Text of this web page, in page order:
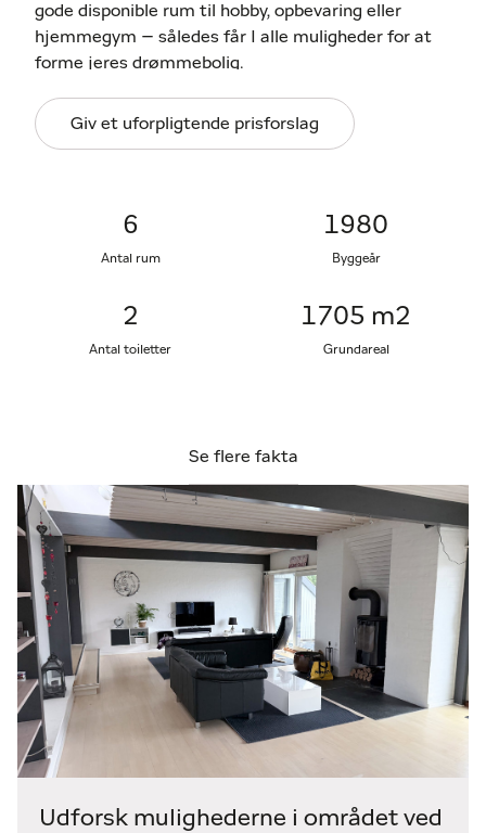
gode disponible rum til hobby, opbevaring eller
hjemmegym – således får I alle muligheder for at
forme jeres drømmebolig.
Allerede ved ankomsten fornemmes
helhedsoplevelsen af en gedigen og velholdt
smukt sammenhængende opholdsrum, hvor stue og
rammer for samvær. De store vinduer giver masser
Køkkenet fremstår funktionelt og tidløst med
vækstpotentiale til egne tilvalg og opgraderinger, og
soveværelser, kontor, børneværelser eller
behageligt og neutralt udgangspunkt. Underetagen
overrasker med sine mange anvendelsesmuligheder
– her findes et stort disponibelt rum og gode
opbevaringsarealer, alt passeret med praktiske
adgangsveje. Mulighed for eget hjemmekontor,
fitnessrum eller hobbyværksted gør planen
komplet.
Udefra folder haven sig ud som en grøn oase,
ugeneret og rolig. Terrassen er sydvestvendt og
indbyder til sommerdage og lange aftener, mens
leg og afslapning giver rig plads til både børn,
Giv et uforpligtende prisforslag
6
Antal rum
1980
Byggeår
2
Antal toiletter
1705 m2
Grundareal
Se flere fakta
Udforsk mulighederne i området ved